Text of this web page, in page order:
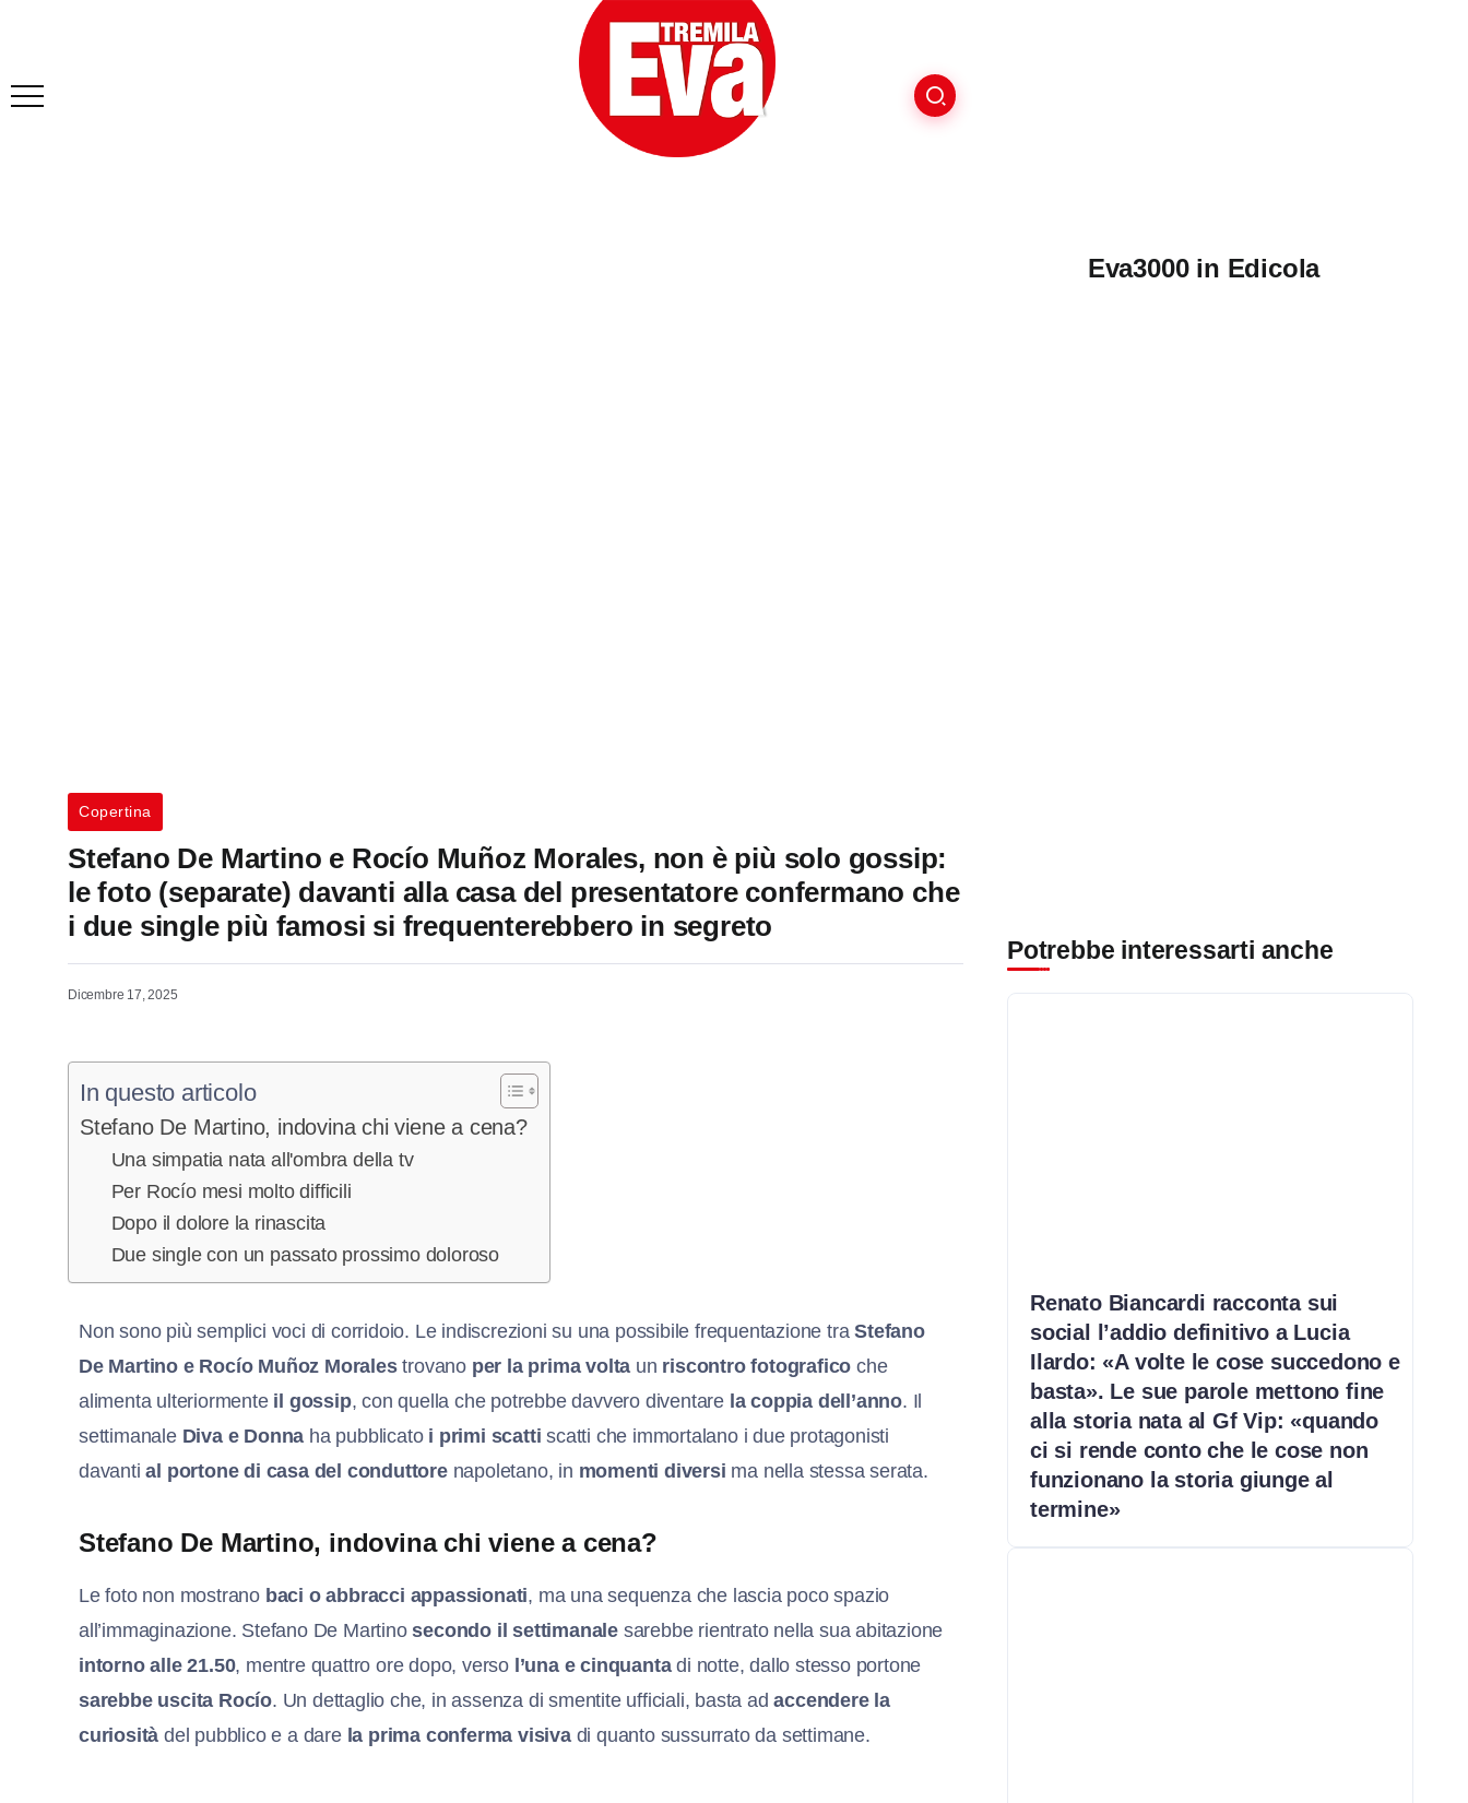
Copertina
Stefano De Martino e Rocío Muñoz Morales, non è più solo gossip:
le foto (separate) davanti alla casa del presentatore confermano che
i due single più famosi si frequenterebbero in segreto
Dicembre 17, 2025
In questo articolo
Stefano De Martino, indovina chi viene a cena?
Una simpatia nata all'ombra della tv
Per Rocío mesi molto difficili
Dopo il dolore la rinascita
Due single con un passato prossimo doloroso
Non sono più semplici voci di corridoio. Le indiscrezioni su una possibile frequentazione traStefano
De Martino e Rocío Muñoz Moralestrovano per la prima volta un riscontro fotografico che
alimenta ulteriormente il gossip, con quella che potrebbe davvero diventare la coppia dell’anno. Il
settimanale Diva e Donna ha pubblicato i primi scatti scatti che immortalano i due protagonisti
davantial portone di casa del conduttorenapoletano, in momenti diversi ma nella stessa serata.
Stefano De Martino, indovina chi viene a cena?
Le foto non mostrano baci o abbracci appassionati, ma una sequenza che lascia poco spazio
all’immaginazione. Stefano De Martinosecondo il settimanale sarebbe rientrato nella sua abitazione
intorno alle 21.50, mentre quattro ore dopo, verso l’una e cinquantadi notte, dallo stesso portone
sarebbe uscita Rocío. Un dettaglio che, in assenza di smentite ufficiali, basta adaccendere la
curiosità del pubblico e a dare la prima conferma visivadi quanto sussurrato da settimane.
Eva3000 in Edicola
Potrebbe interessarti anche
Renato Biancardi racconta sui
social l’addio definitivo a Lucia
Ilardo: «A volte le cose succedono e
basta». Le sue parole mettono fine
alla storia nata al Gf Vip: «quando
ci si rende conto che le cose non
funzionano la storia giunge al
termine»